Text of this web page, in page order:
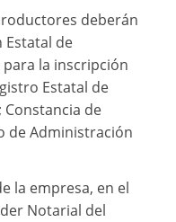
deberán
Estatal de
la inscripción
Estatal de
de
de Administración
la empresa, en el
Notarial del